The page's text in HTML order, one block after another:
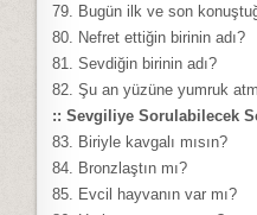
79. Bugün ilk ve son
80. Nefret ettiğin birinin adı?
81. Sevdiğin birinin adı?
82. Şu an yüzüne yumruk
:: Sevgiliye Sorulabilecek
83. Biriyle kavgalı mısın?
84. Bronzlaştın mı?
85. Evcil hayvanın var mı?